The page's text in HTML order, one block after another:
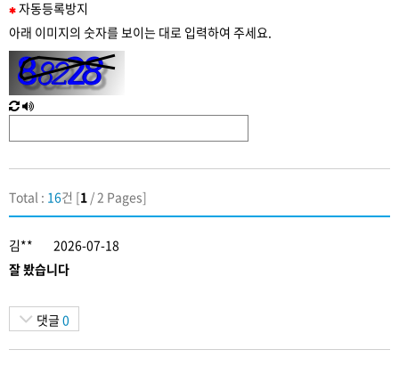
필
수
력
자동등록방지
아래 이미지의 숫자를 보이는 대로 입력하여 주세요.
새
로
침
한
글
성
Total : 16건 [1 / 2 Pages]
김**
2026-07-18
잘 봤습니다
댓글 0